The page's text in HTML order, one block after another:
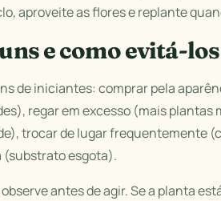
aproveite as flores e replante
e como evitá-los
de iniciantes: comprar pela
regar em excesso (mais plantas
trocar de lugar frequentemente
(substrato esgota).
antes de agir. Se a planta